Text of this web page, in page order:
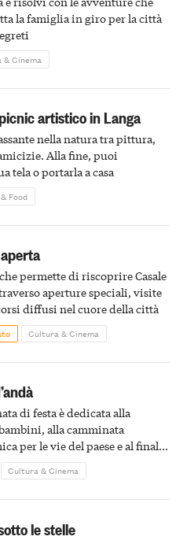
la famiglia in giro per la città
Cinema
artistico in Langa
nella natura tra pittura,
Alla fine, puoi
tela o portarla a casa
Food
permette di riscoprire Casale
aperture speciali, visite
diffusi nel cuore della città
Cultura & Cinema
di festa è dedicata alla
alla camminata
per le vie del paese e al finale
Cultura & Cinema
le stelle